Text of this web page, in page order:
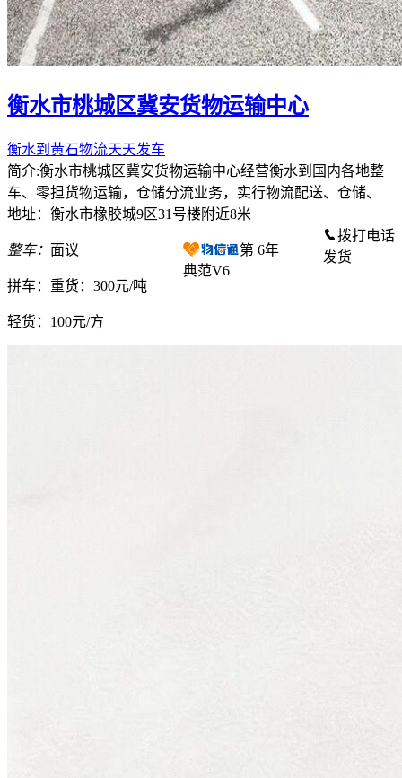
衡水市桃城区冀安货物运输中心
衡水到黄石物流天天发车
简介:衡水市桃城区冀安货物运输中心经营衡水到国内各地整
车、零担货物运输，仓储分流业务，实行物流配送、仓储、
地址：衡水市橡胶城9区31号楼附近8米
整车： 面议
拼车： 重货：300元/吨
轻货： 100元/方
第 6年
典范V6
拨打电话
发货